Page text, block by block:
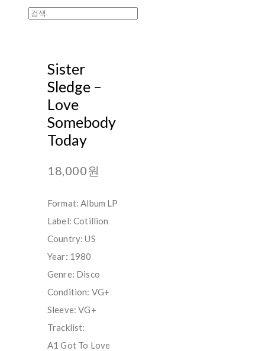
Sister
Sledge –
Love
Somebody
Today
18,000원
Format: Album LP
Label: Cotillion
Country: US
Year: 1980
Genre: Disco
Condition: VG+
Sleeve: VG+
Tracklist:
A1 Got To Love